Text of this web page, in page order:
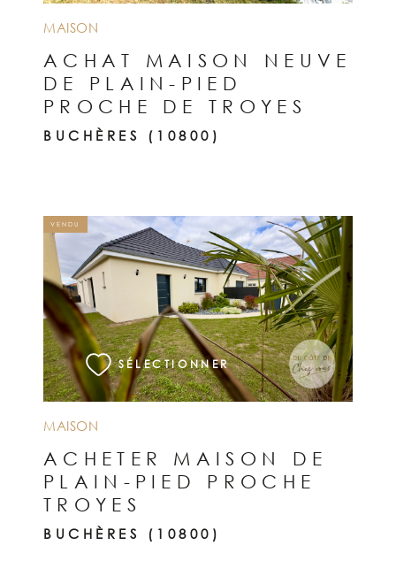
MAISON
ACHAT MAISON NEUVE
DE PLAIN-PIED
PROCHE DE TROYES
BUCHÈRES (10800)
MAISON
ACHETER MAISON DE
PLAIN-PIED PROCHE
TROYES
BUCHÈRES (10800)
VENDU
SÉLECTIONNER
VOIR LE BIEN